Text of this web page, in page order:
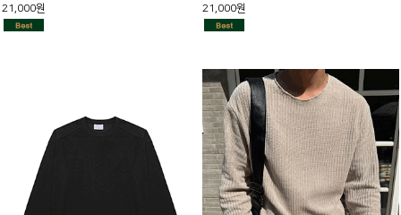
21,000원 21,000원